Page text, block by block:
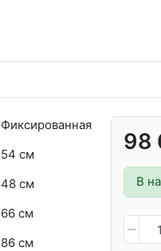
98
В
Фиксированная
54 см
48 см
66 см
86 см